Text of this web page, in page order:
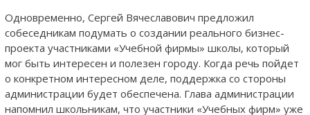
Одновременно, Сергей Вячеславович предложил
собеседникам подумать о создании реального бизнес-
проекта участниками «Учебной фирмы» школы, который
мог быть интересен и полезен городу. Когда речь пойдет
о конкретном интересном деле, поддержка со стороны
администрации будет обеспечена. Глава администрации
напомнил школьникам, что участники «Учебных фирм» уже